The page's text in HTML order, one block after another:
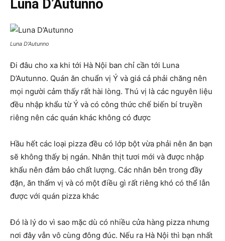
Luna D’Autunno
Luna D’Autunno
Đi đâu cho xa khi tới Hà Nội ban chỉ cần tới Luna
D’Autunno. Quán ăn chuẩn vị Ý và giá cả phải chăng nên
mọi người cảm thấy rất hài lòng. Thú vị là các nguyên liệu
đều nhập khẩu từ Ý và có công thức chế biến bí truyền
riêng nên các quán khác không có được
Hầu hết các loại pizza đều có lớp bột vừa phải nên ăn bạn
sẽ không thấy bị ngán. Nhân thịt tươi mới và được nhập
khẩu nên đảm bảo chất lượng. Các nhân bên trong đầy
đặn, ăn thấm vị và có một điều gì rất riêng khó có thể lẫn
được với quán pizza khác
Đó là lý do vì sao mặc dù có nhiều cửa hàng pizza nhưng
nơi đây vẫn vô cùng đông đúc. Nếu ra Hà Nội thì bạn nhất